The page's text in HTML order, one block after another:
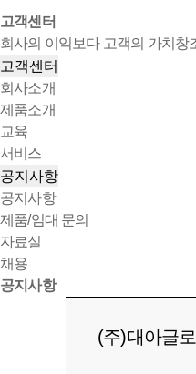
고객센터
회사의 이익보다 고객의 가치창
고객센터
회사소개
제품소개
교육
서비스
공지사항
공지사항
제품/임대 문의
자료실
채용
공지사항
(주)대아글